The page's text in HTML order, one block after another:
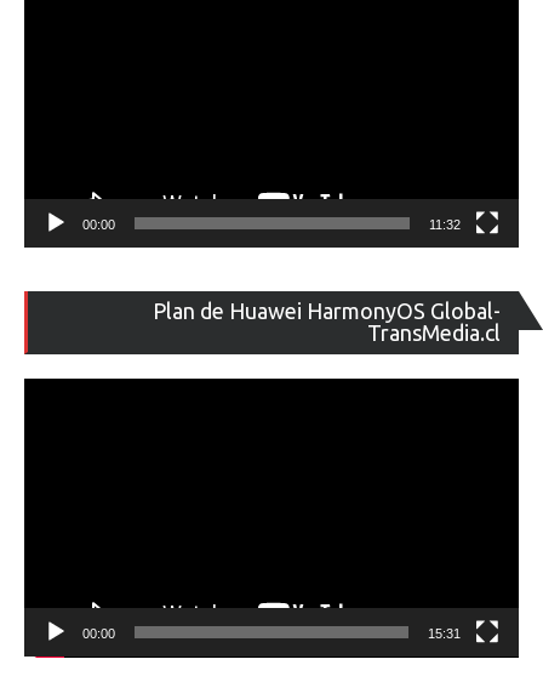
00:00 11:32
Plan de Huawei HarmonyOS Global-
TransMedia.cl
de
00:00 15:31